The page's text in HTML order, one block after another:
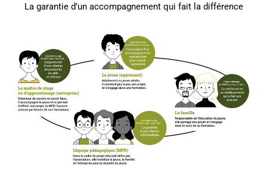
La garantie d’un accompagnement qui fait la différence